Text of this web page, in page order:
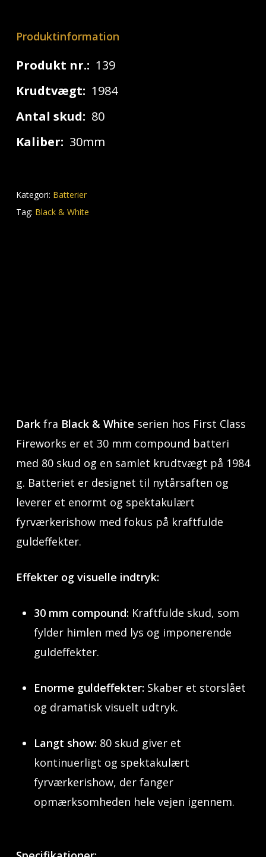
Produktinformation
Produkt nr.: 139
Krudtvægt: 1984
Antal skud: 80
Kaliber: 30mm
Kategori: Batterier
Tag: Black & White
Darkfra Black & White serien hos First Class
Fireworks er et 30 mm compound batteri
med 80 skud og en samlet krudtvægt på 1984
g. Batteriet er designet til nytårsaften og
leverer et enormt og spektakulært
fyrværkerishow med fokus på kraftfulde
guldeffekter.
Effekter og visuelle indtryk:
30 mm compound:Kraftfulde skud, som
fylder himlen med lys og imponerende
guldeffekter.
Enorme guldeffekter:Skaber et storslået
og dramatisk visuelt udtryk.
Langt show:80 skud giver et
kontinuerligt og spektakulært
fyrværkerishow, der fanger
opmærksomheden hele vejen igennem.